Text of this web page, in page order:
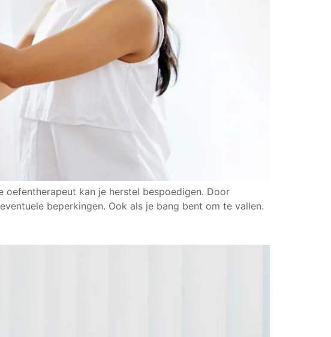
kan je herstel bespoedigen. Door
beperkingen. Ook als je bang bent om te vallen.